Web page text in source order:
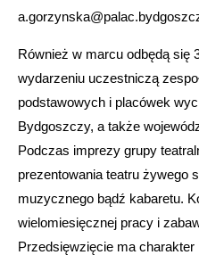
Również w marcu odbędą się
wydarzeniu uczestniczą
podstawowych i placówek
Bydgoszczy, a także
Podczas imprezy grupy
prezentowania teatru żywego
muzycznego bądź kabaretu.
wielomiesięcznej pracy i
Przedsięwzięcie ma charakter